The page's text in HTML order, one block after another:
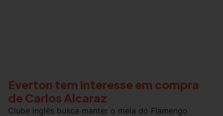
Everton tem interesse em compra
de Carlos Alcaraz
Clube inglês busca manter o meia do Flamengo